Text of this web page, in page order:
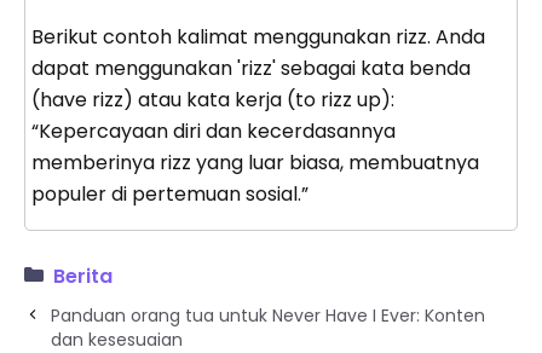
Berikut contoh kalimat menggunakan rizz. Anda
dapat menggunakan 'rizz' sebagai kata benda
(have rizz) atau kata kerja (to rizz up):
“Kepercayaan diri dan kecerdasannya
memberinya rizz yang luar biasa, membuatnya
populer di pertemuan sosial.”
Berita
Panduan orang tua untuk Never Have I Ever: Konten
dan kesesuaian